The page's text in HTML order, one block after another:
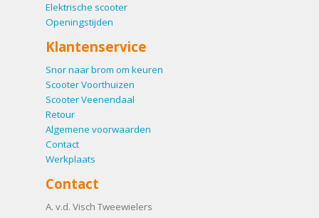
Elektrische scooter
Openingstijden
Klantenservice
Snor naar brom om keuren
Scooter Voorthuizen
Scooter Veenendaal
Retour
Algemene voorwaarden
Contact
Werkplaats
Contact
A. v.d. Visch Tweewielers